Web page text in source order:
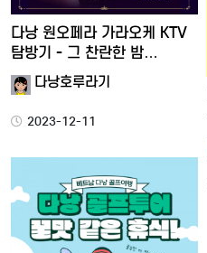
다낭 원오페라 가라오케 KTV
탐방기 - 그 찬란한 밤…
다낭호루라기
2023-12-11